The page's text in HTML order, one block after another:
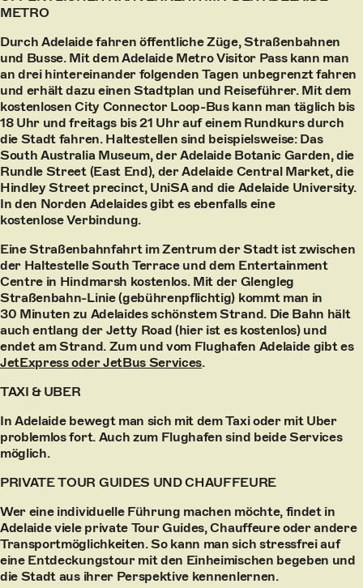
METRO
Durch Adelaide fahren öffentliche Züge, Straßenbahnen
und Busse. Mit dem Adelaide Metro Visitor Pass kann man
an drei hintereinander folgenden Tagen unbegrenzt fahren
und erhält dazu einen Stadtplan und Reiseführer. Mit dem
kostenlosen City Connector Loop-Bus kann man täglich bis
18 Uhr und freitags bis 21 Uhr auf einem Rundkurs durch
die Stadt fahren. Haltestellen sind beispielsweise: Das
South Australia Museum, der Adelaide Botanic Garden, die
Rundle Street (East End), der Adelaide Central Market, die
Hindley Street precinct, UniSA and die Adelaide University.
In den Norden Adelaides gibt es ebenfalls eine
kostenlose Verbindung.
Eine Straßenbahnfahrt im Zentrum der Stadt ist zwischen
der Haltestelle South Terrace und dem Entertainment
Centre in Hindmarsh kostenlos. Mit der Glengleg
Straßenbahn-Linie (gebührenpflichtig) kommt man in
30 Minuten zu Adelaides schönstem Strand. Die Bahn hält
auch entlang der Jetty Road (hier ist es kostenlos) und
endet am Strand. Zum und vom Flughafen Adelaide gibt es
JetExpress oder JetBus Services.
TAXI & UBER
In Adelaide bewegt man sich mit dem Taxi oder mit Uber
problemlos fort. Auch zum Flughafen sind beide Services
möglich.
PRIVATE TOUR GUIDES UND CHAUFFEURE
Wer eine individuelle Führung machen möchte, findet in
Adelaide viele private Tour Guides, Chauffeure oder andere
Transportmöglichkeiten. So kann man sich stressfrei auf
eine Entdeckungstour mit den Einheimischen begeben und
die Stadt aus ihrer Perspektive kennenlernen.